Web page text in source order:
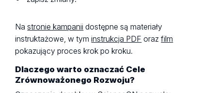
Nastronie kampanii dostępne są materiały
instruktażowe, w tyminstrukcja PDF orazfilm
pokazujący proces krok po kroku.
Dlaczego warto oznaczać Cele
Zrównoważonego Rozwoju?